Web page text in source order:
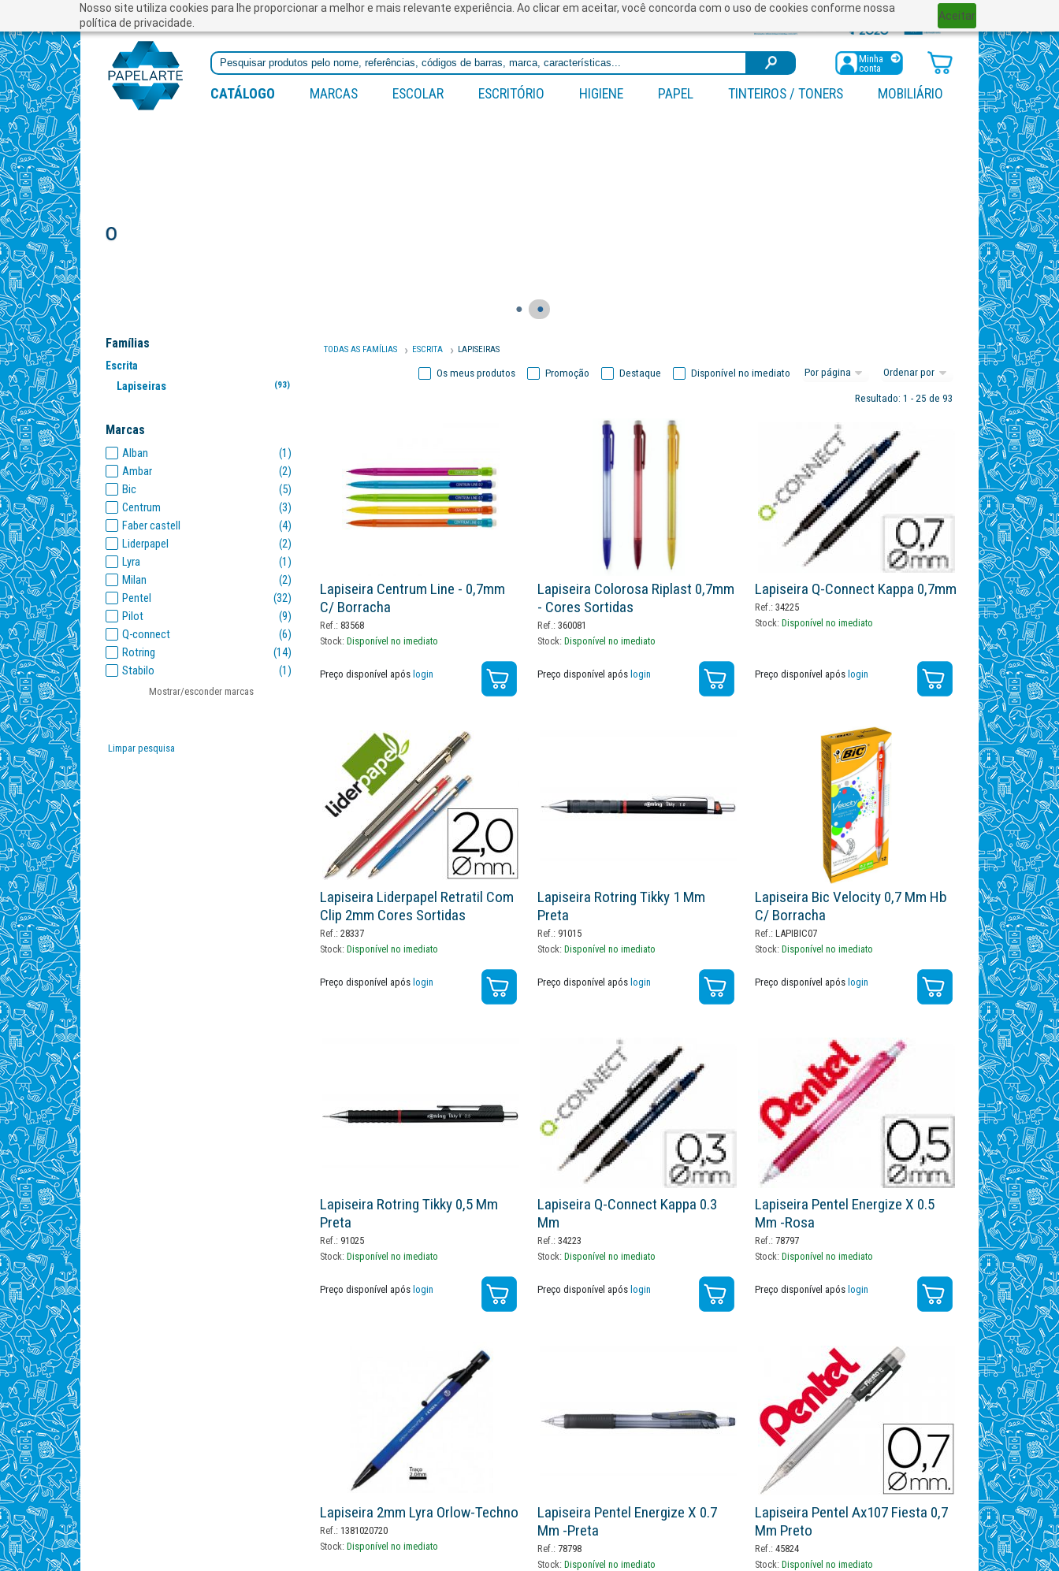
Nosso site utiliza cookies para lhe proporcionar a melhor e mais relevante experiência. Ao clicar em aceitar, você concorda com o uso de cookies conforme nossa
política de privacidade.
Aceitar
Minha
conta
CATÁLOGO MARCAS ESCOLAR ESCRITÓRIO HIGIENE PAPEL TINTEIROS / TONERS MOBILIÁRIO
● ●
Famílias
Escrita
Lapiseiras
(93)
Marcas
Alban
(1)
Ambar
(2)
Bic
(5)
Centrum
(3)
Faber castell
(4)
Liderpapel
(2)
Lyra
(1)
Milan
(2)
Pentel
(32)
Pilot
(9)
Q-connect
(6)
Rotring
(14)
Stabilo
(1)
StaedtlerMostrar/esconder marcas
Limpar pesquisa
TODAS AS FAMÍLIAS ESCRITA LAPISEIRAS
Disponível no imediato
Destaque
Promoção
Os meus produtos
Resultado: 1 - 25 de 93
Lapiseira Centrum Line - 0,7mm
C/ Borracha
Ref.:83568
Stock: Disponível no imediato
Preço disponível após login
Lapiseira Colorosa Riplast 0,7mm
- Cores Sortidas
Ref.:360081
Stock: Disponível no imediato
Preço disponível após login
Lapiseira Q-Connect Kappa 0,7mm
Ref.: 34225
Stock:Disponível no imediato
Preço disponível após login
Lapiseira Liderpapel Retratil Com
Clip 2mm Cores Sortidas
Ref.:28337
Stock: Disponível no imediato
Preço disponível após login
Lapiseira Rotring Tikky 1 Mm
Preta
Ref.:91015
Stock: Disponível no imediato
Preço disponível após login
Lapiseira Bic Velocity 0,7 Mm Hb
C/ Borracha
Ref.: LAPIBIC07
Stock:Disponível no imediato
Preço disponível apóslogin
Lapiseira Rotring Tikky 0,5 Mm
Preta
Ref.:91025
Stock: Disponível no imediato
Preço disponível após login
Lapiseira Q-Connect Kappa 0.3
Mm
Ref.:34223
Stock: Disponível no imediato
Preço disponível após login
Lapiseira Pentel Energize X 0.5
Mm -rosa
Ref.: 78797
Stock:Disponível no imediato
Preço disponível após login
Lapiseira 2mm Lyra Orlow-Techno
Ref.:1381020720
Stock: Disponível no imediato
Lapiseira Pentel Energize X 0.7
Mm -preta
Ref.:78798
Stock: Disponível no imediato
Lapiseira Pentel Ax107 Fiesta 0,7
Mm Preto
Ref.: 45824
Stock:Disponível no imediato